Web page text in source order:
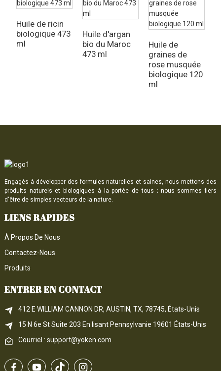
Huile de ricin
biologique 473
ml
Huile d'argan
bio du Maroc
473 ml
Huile de
graines de
rose musquée
biologique 120
ml
Engagés à développer des formules naturelles et saines, nous mettons des
produits naturels et biologiques à la portée de tous ; nous sommes fiers
d'être de simples vecteurs de la nature.
LIENS RAPIDES
À Propos De Nous
Contactez-Nous
Produits
ENTRER EN CONTACT
412 E WILLIAM CANNON DR, AUSTIN, TX, 78745, États-Unis
15 N 6e St Suite 203 En lisant Pennsylvanie 19601 États-Unis
Courriel : support@yoken.com